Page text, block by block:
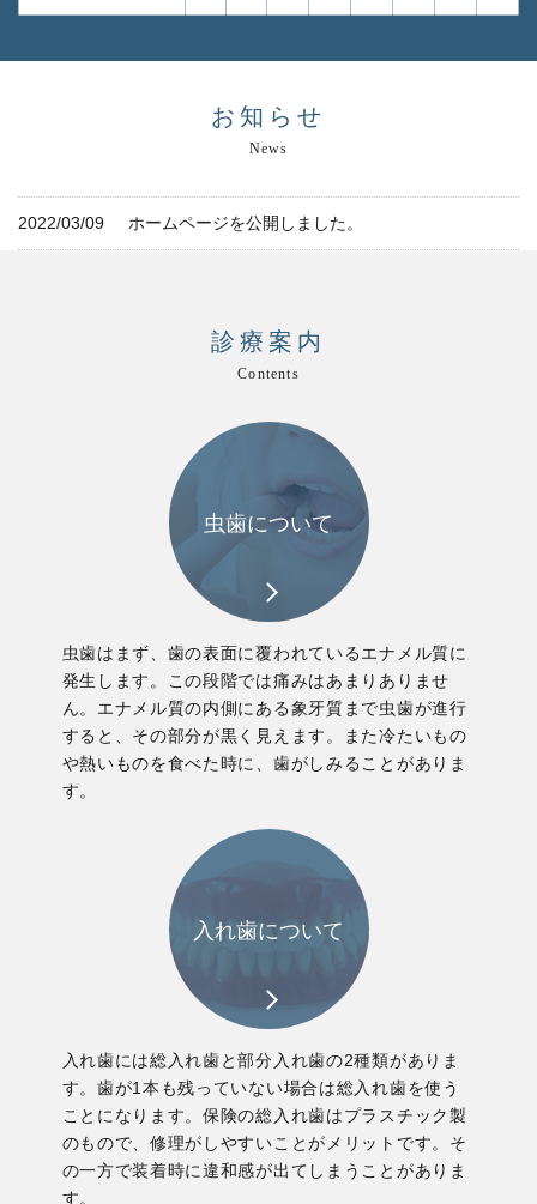
お知らせ
News
2022/03/09 ホームページを公開しました。
診療案内
Contents
虫歯について
虫歯はまず、歯の表面に覆われているエナメル質に
発生します。この段階では痛みはあまりありませ
ん。エナメル質の内側にある象牙質まで虫歯が進行
すると、その部分が黒く見えます。また冷たいもの
や熱いものを食べた時に、歯がしみることがありま
す。
入れ歯について
入れ歯には総入れ歯と部分入れ歯の2種類がありま
す。歯が1本も残っていない場合は総入れ歯を使う
ことになります。保険の総入れ歯はプラスチック製
のもので、修理がしやすいことがメリットです。そ
の一方で装着時に違和感が出てしまうことがありま
す。